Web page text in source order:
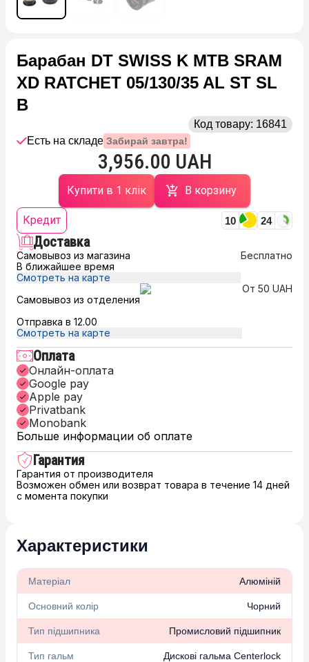
Барабан DT SWISS K MTB SRAM
XD RATCHET 05/130/35 AL ST SL
B
Код товару: 16841
Есть на складе Забирай завтра!
3,956.00 UAH
Купити в 1 клік В корзину
Кредит 10 24
Доставка
Самовывоз из магазина
В ближайшее время
Смотреть на карте
Бесплатно
Самовывоз из отделения
Отправка в 12.00
Смотреть на карте
От 50 UAH
Оплата
Онлайн-оплата
Google pay
Apple pay
Privatbank
Monobank
Больше информации об оплате
Гарантия
Гарантия от производителя
Возможен обмен или возврат товара в течение 14 дней
с момента покупки
Характеристики
Матеріал Алюміній
Основний колір Чорний
Тип підшипника Промисловий підшипник
Тип гальм Дискові гальма Centerlock